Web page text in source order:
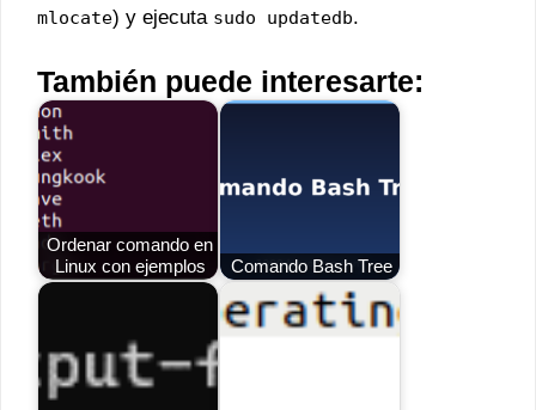
mlocate) y ejecuta sudo updatedb.
También puede interesarte:
Ordenar comando en
Linux con ejemplos
Comando Bash Tree